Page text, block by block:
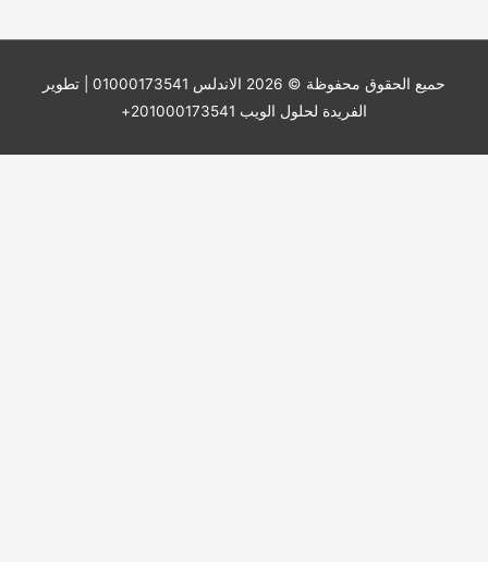
حميع الحقوق محفوظة © 2026 الاندلس 01000173541
| تطوير
الفريدة لحلول الويب 201000173541+